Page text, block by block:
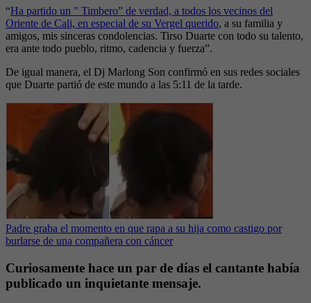
“Ha partido un " Timbero” de verdad, a todos los vecinos del
Oriente de Cali, en especial de su Vergel querido, a su familia y
amigos, mis sinceras condolencias. Tirso Duarte con todo su talento,
era ante todo pueblo, ritmo, cadencia y fuerza”.
De igual manera, el Dj Marlong Son confirmó en sus redes sociales
que Duarte partió de este mundo a las 5:11 de la tarde.
Padre graba el momento en que rapa a su hija como castigo por
burlarse de una compañera con cáncer
Curiosamente hace un par de días el cantante había
publicado un inquietante mensaje.